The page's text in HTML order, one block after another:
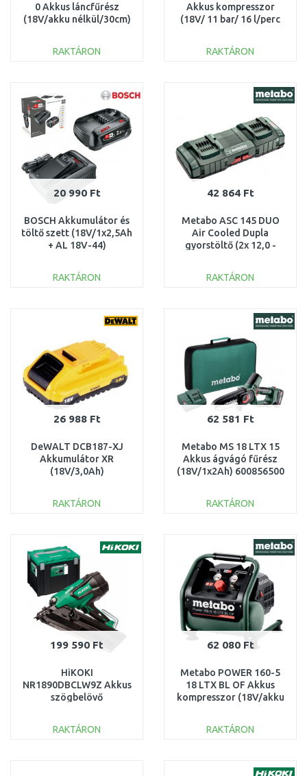
0 Akkus láncfűrész
(18V/akku nélkül/30cm)
RAKTÁRON
Összehasonlítás
Akkus kompresszor
(18V/ 11 bar/ 16 l/perc
RAKTÁRON
Összehasonlítás
20 990 Ft
BOSCH Akkumulátor és
töltő szett (18V/1x2,5Ah
+ AL 18V-44)
RAKTÁRON
Összehasonlítás
42 864 Ft
Metabo ASC 145 DUO
Air Cooled Dupla
gyorstöltő (2x 12,0 -
RAKTÁRON
Összehasonlítás
26 988 Ft
DeWALT DCB187-XJ
Akkumulátor XR
(18V/3,0Ah)
RAKTÁRON
Összehasonlítás
62 581 Ft
Metabo MS 18 LTX 15
Akkus ágvágó fűrész
(18V/1x2Ah) 600856500
RAKTÁRON
Összehasonlítás
199 590 Ft
HiKOKI
NR1890DBCLW9Z Akkus
szögbelövő
töltő nélkül) HitBox
RAKTÁRON
62 080 Ft
Metabo POWER 160-5
18 LTX BL OF Akkus
kompresszor (18V/akku
601521850
RAKTÁRON
Összehasonlítás